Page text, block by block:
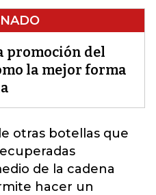
promoción del
la mejor forma
otras botellas que
de la cadena
hacer un